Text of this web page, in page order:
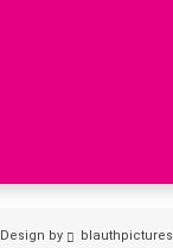
Design by blauthpictures